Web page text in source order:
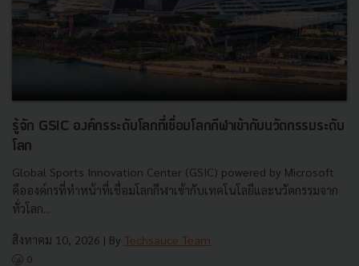
รู้จัก GSIC องค์กรระดับโลกที่เชื่อมโลกกีฬาเข้ากับนวัตกรรมระดับ
โลก
Global Sports Innovation Center (GSIC) powered by Microsoft
คือองค์กรที่ทำหน้าที่เชื่อมโลกกีฬาเข้ากับเทคโนโลยีและนวัตกรรมจาก
ทั่วโลก...
สิงหาคม 10, 2026 | By Techsauce Team
0